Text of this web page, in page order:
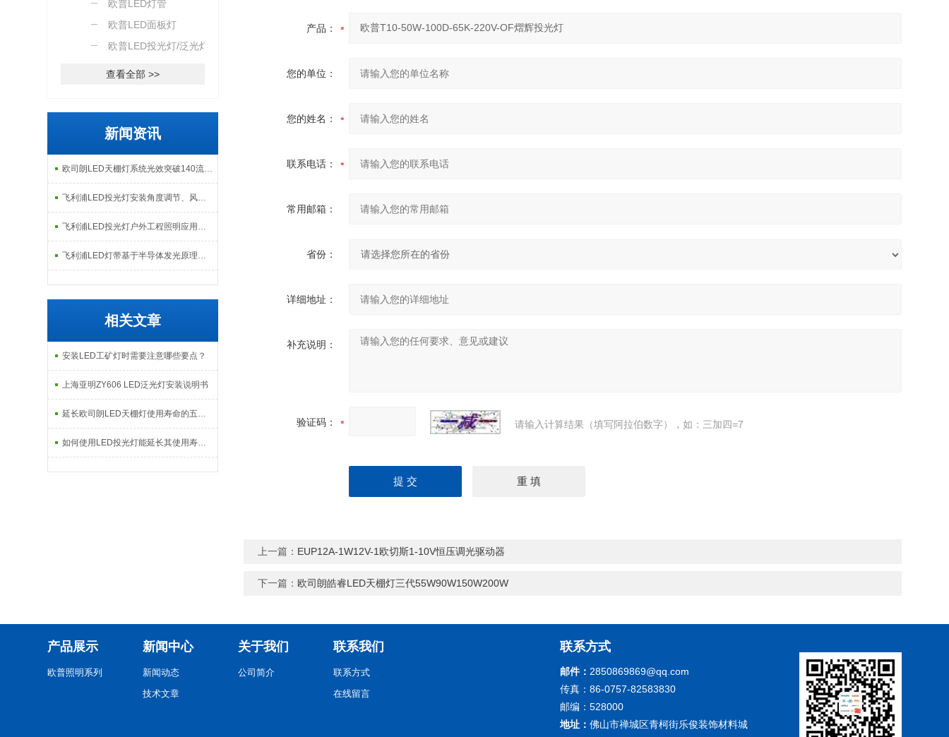
欧普LED灯管
欧普LED面板灯
欧普LED投光灯/泛光灯
查看全部 >>
新闻资讯
欧司朗LED天棚灯系统光效突破140流明每瓦：工业照明节能改造的核心指标解析
飞利浦LED投光灯安装角度调节、风载影响及现场调试注意事项
飞利浦LED投光灯户外工程照明应用场景与日常维护检修指南
飞利浦LED灯带基于半导体发光原理的构造与智能调控技术解析
相关文章
安装LED工矿灯时需要注意哪些要点？
上海亚明ZY606 LED泛光灯安装说明书
延长欧司朗LED天棚灯使用寿命的五大保养技巧
如何使用LED投光灯能延长其使用寿命？
产品：
您的单位：
您的姓名：
联系电话：
常用邮箱：
省份：
详细地址：
补充说明：
验证码： 请输入计算结果（填写阿拉伯数字），如：三加四=7
上一篇： EUP12A-1W12V-1欧切斯1-10V恒压调光驱动器
下一篇： 欧司朗皓睿LED天棚灯三代55W90W150W200W
产品展示
欧普照明系列
新闻中心
新闻动态
技术文章
关于我们
公司简介
联系我们
联系方式
在线留言
联系方式
邮件： 2850869869@qq.com
传真：86-0757-82583830
邮编：528000
地址： 佛山市禅城区青柯街乐俊装饰材料城